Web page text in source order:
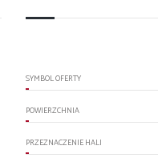
SYMBOL OFERTY
POWIERZCHNIA
PRZEZNACZENIE HALI